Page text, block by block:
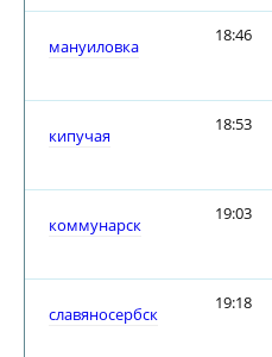
мануиловка
18:46
кипучая
18:53
коммунарск
19:03
славяносербск
19:18